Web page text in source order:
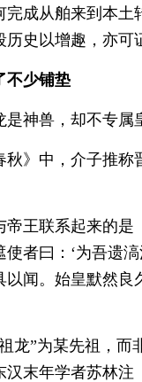
完成从舶来到本土
历史以增趣，亦可
不少铺垫
神兽，却不专属
秋》中，介子推称
帝王联系起来的是
者曰：‘为吾遗
闻。始皇默然良
龙”为某先祖，而
汉末年学者苏林注